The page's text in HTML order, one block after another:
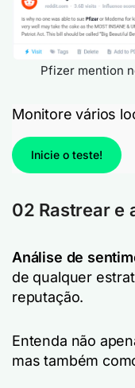
Pfizer mention
Monitore vários
Inicie o teste!
02 Rastrear e
Análise de
de qualquer
reputação.
Entenda não
mas também